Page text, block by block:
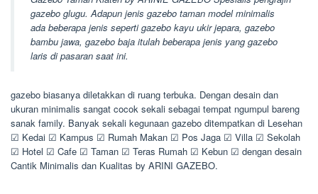
gazebo glugu. Adapun jenis gazebo taman model minimalis
ada beberapa jenis seperti gazebo kayu ukir jepara, gazebo
bambu jawa, gazebo baja itulah beberapa jenis yang gazebo
laris di pasaran saat ini.
gazebo biasanya diletakkan di ruang terbuka. Dengan desain dan
ukuran minimalis sangat cocok sekali sebagai tempat ngumpul bareng
sanak family. Banyak sekali kegunaan gazebo ditempatkan di Lesehan
☑ Kedai ☑ Kampus ☑ Rumah Makan ☑ Pos Jaga ☑ Villa ☑ Sekolah
☑ Hotel ☑ Cafe ☑ Taman ☑ Teras Rumah ☑ Kebun ☑ dengan desain
Cantik Minimalis dan Kualitas by ARINI GAZEBO.